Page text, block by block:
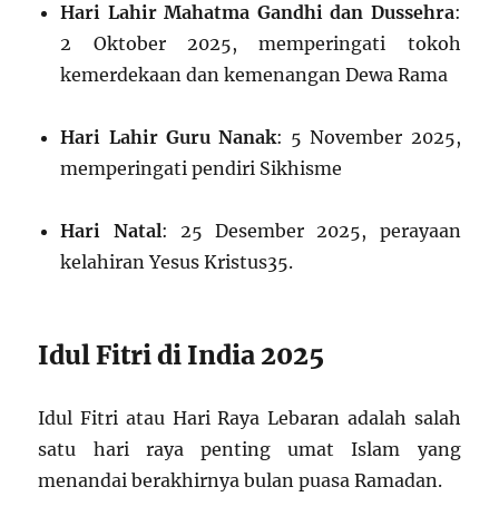
Hari Lahir Mahatma Gandhi dan Dussehra:
2 Oktober 2025, memperingati tokoh
kemerdekaan dan kemenangan Dewa Rama
Hari Lahir Guru Nanak: 5 November 2025,
memperingati pendiri Sikhisme
Hari Natal: 25 Desember 2025, perayaan
kelahiran Yesus Kristus35.
Idul Fitri di India 2025
Idul Fitri atau Hari Raya Lebaran adalah salah
satu hari raya penting umat Islam yang
menandai berakhirnya bulan puasa Ramadan.